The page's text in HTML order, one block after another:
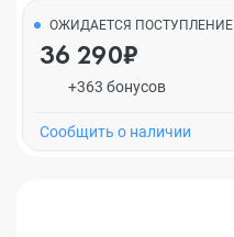
ОЖИДАЕТСЯ ПОСТУПЛЕНИЕ
36 290₽
+363 бонусов
Cообщить о наличии